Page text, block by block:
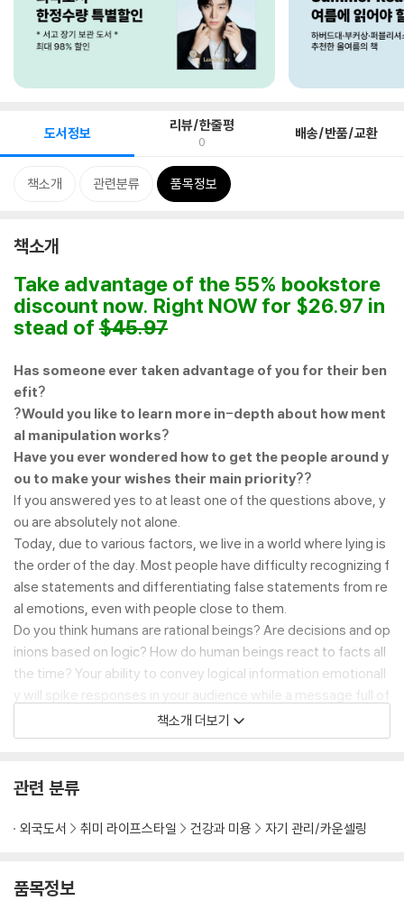
도서정보 리뷰/한줄평
0 배송/반품/교환
책소개 관련분류 품목정보
책소개
Take advantage of the 55% bookstore
discount now. Right NOW for $26.97 in
stead of $45.97
Has someone ever taken advantage of you for their ben
efit?
?Would you like to learn more in-depth about how ment
al manipulation works?
Have you ever wondered how to get the people around y
ou to make your wishes their main priority??
If you answered yes to at least one of the questions above, y
ou are absolutely not alone.
Today, due to various factors, we live in a world where lying is
the order of the day. Most people have difficulty recognizing f
alse statements and differentiating false statements from re
al emotions, even with people close to them.
Do you think humans are rational beings? Are decisions and op
inions based on logic? How do human beings react to facts all
the time? Your ability to convey logical information emotionall
y will spike responses in your audience while a message full of
facts and logic with no emotional appeal will inevitably end wit
hout a positive reaction from the listeners. Logic and reasonin
omeone to take a decisive action, which will yield a great resul
This book gives a comprehensive guide on the following:
Techniques for effective communication
책소개 더보기
관련 분류
외국도서 취미 라이프스타일 건강과 미용 자기 관리/카운셀링
품목정보